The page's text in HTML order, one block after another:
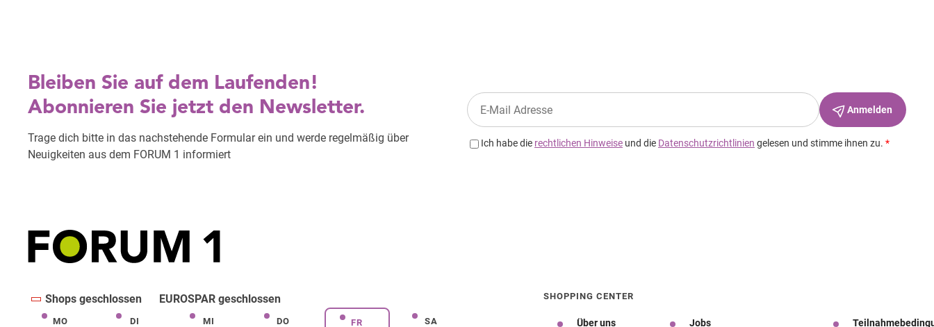
Shops geschlossen EUROSPAR geschlossen
MOMontag DIDienstag MIMittwoch DODonnerstag FR SASamstag
SHOPPING CENTER
Über uns Jobs